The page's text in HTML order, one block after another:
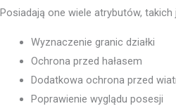
Posiadają one wiele atrybutów, takich
Wyznaczenie granic działki
Ochrona przed hałasem
Dodatkowa ochrona przed
Poprawienie wyglądu posesji